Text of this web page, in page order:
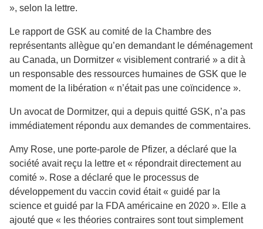
», selon la lettre.
Le rapport de GSK au comité de la Chambre des
représentants allègue qu’en demandant le déménagement
au Canada, un Dormitzer « visiblement contrarié » a dit à
un responsable des ressources humaines de GSK que le
moment de la libération « n’était pas une coïncidence ».
Un avocat de Dormitzer, qui a depuis quitté GSK, n’a pas
immédiatement répondu aux demandes de commentaires.
Amy Rose, une porte-parole de Pfizer, a déclaré que la
société avait reçu la lettre et « répondrait directement au
comité ». Rose a déclaré que le processus de
développement du vaccin covid était « guidé par la
science et guidé par la FDA américaine en 2020 ». Elle a
ajouté que « les théories contraires sont tout simplement